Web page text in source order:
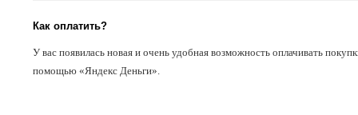
Как оплатить?
У вас появилась новая и очень удобная возможность оплачивать
помощью «Яндекс Деньги».